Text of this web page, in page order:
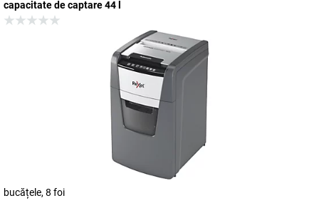
capacitate de captare 44 l
bucățele, 8 foi